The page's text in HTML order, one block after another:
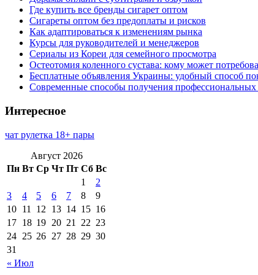
Где купить все бренды сигарет оптом
Сигареты оптом без предоплаты и рисков
Как адаптироваться к изменениям рынка
Курсы для руководителей и менеджеров
Сериалы из Кореи для семейного просмотра
Остеотомия коленного сустава: кому может
Бесплатные объявления Украины: удобный способ
Современные способы получения
Интересное
чат рулетка 18+ пары
Август 2026
Пн Вт Ср Чт Пт Сб Вс
« Июл
1
2
3
4 5 6 7 8
9
10 11 12 13 14 15 16
17 18 19 20 21 22 23
24 25 26 27 28 29 30
31